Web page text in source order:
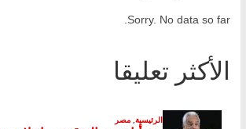
Sorry. No data so far.
الأكثر تعليقا